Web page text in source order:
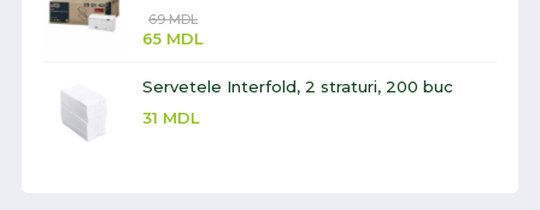
69MDL
65 MDL
Servetele Interfold, 2 straturi, 200 buc
31 MDL